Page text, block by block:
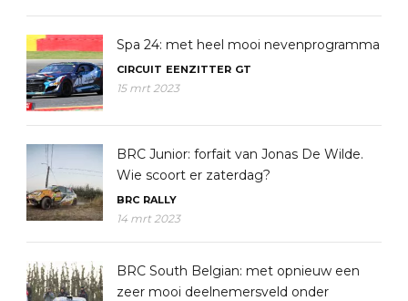
Spa 24: met heel mooi nevenprogramma
CIRCUIT EENZITTER GT
15 mrt 2023
BRC Junior: forfait van Jonas De Wilde.
Wie scoort er zaterdag?
BRC RALLY
14 mrt 2023
BRC South Belgian: met opnieuw een
zeer mooi deelnemersveld onder